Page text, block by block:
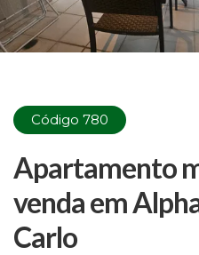
Código 780
Apartamento
venda em
Carlo